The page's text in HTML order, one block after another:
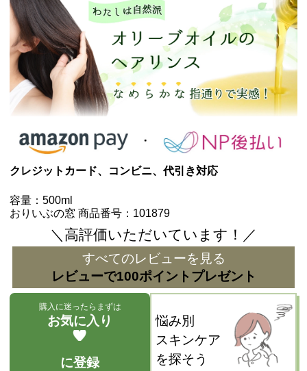
クレジットカード、コンビニ、代引き対応
容量： 500ml
おりいぶの窓 商品番号：101879
＼高評価いただいています！／
すべてのレビューを見る
レビューで100ポイントプレゼント
購入に迷ったらまずは
お気に入り
に登録
悩み別
スキンケア
を探そう